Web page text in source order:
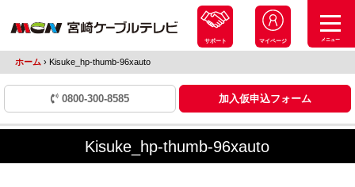
サポート マイページ メニュー
ホーム ›Kisuke_hp-thumb-96xauto
0800-300-8585 加入仮申込フォーム
Kisuke_hp-thumb-96xauto